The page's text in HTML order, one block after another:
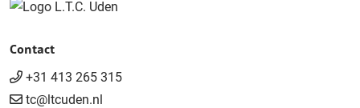
Contact
+31 413 265 315
tc@ltcuden.nl